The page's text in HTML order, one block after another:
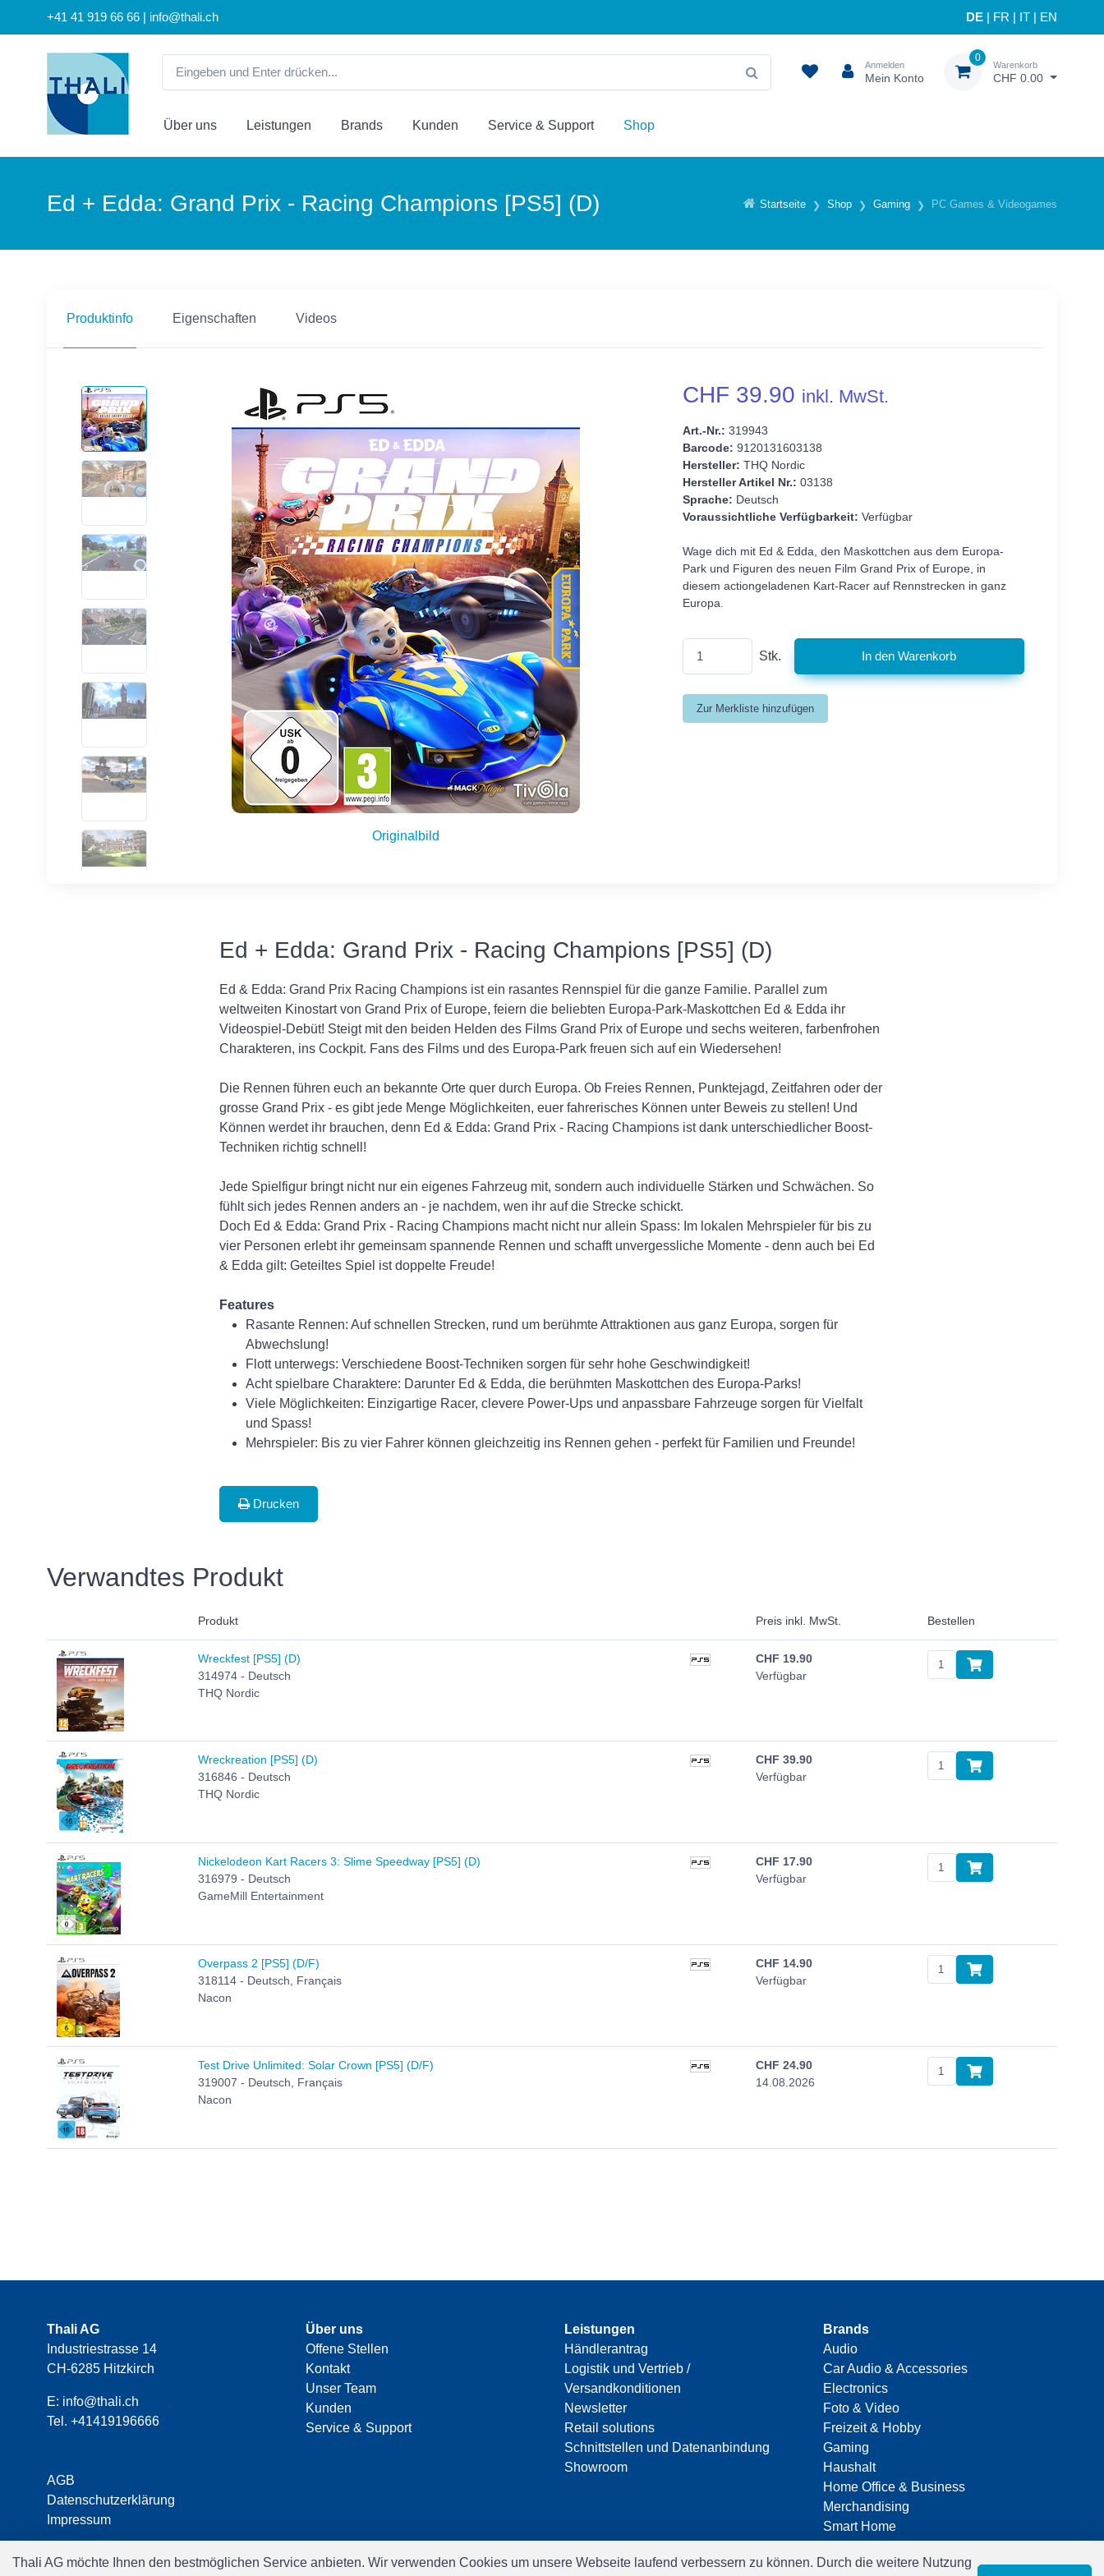
+41 41 919 66 66 | info@thali.ch DE FR IT EN
Anmelden
Mein Konto
0
Warenkorb
CHF 0.00
Über uns Leistungen Brands Kunden Service & Support Shop
Startseite Shop Gaming PC Games & Videogames
Ed + Edda: Grand Prix - Racing Champions [PS5] (D)
Produktinfo Eigenschaften Videos
Originalbild
CHF 39.90 inkl. MwSt.
Art.-Nr.: 319943
Barcode: 9120131603138
Hersteller: THQ Nordic
Hersteller Artikel Nr.: 03138
Sprache: Deutsch
Voraussichtliche Verfügbarkeit: Verfügbar
Wage dich mit Ed & Edda, den Maskottchen aus dem Europa-
Park und Figuren des neuen Film Grand Prix of Europe, in
diesem actiongeladenen Kart-Racer auf Rennstrecken in ganz
Europa.
Stk.
Ed + Edda: Grand Prix - Racing Champions [PS5] (D)
Ed & Edda: Grand Prix Racing Champions ist ein rasantes Rennspiel für die ganze Familie. Parallel zum
weltweiten Kinostart von Grand Prix of Europe, feiern die beliebten Europa-Park-Maskottchen Ed & Edda ihr
Videospiel-Debüt! Steigt mit den beiden Helden des Films Grand Prix of Europe und sechs weiteren, farbenfrohen
Charakteren, ins Cockpit. Fans des Films und des Europa-Park freuen sich auf ein Wiedersehen!
Die Rennen führen euch an bekannte Orte quer durch Europa. Ob Freies Rennen, Punktejagd, Zeitfahren oder der
grosse Grand Prix - es gibt jede Menge Möglichkeiten, euer fahrerisches Können unter Beweis zu stellen! Und
Können werdet ihr brauchen, denn Ed & Edda: Grand Prix - Racing Champions ist dank unterschiedlicher Boost-
Techniken richtig schnell!
Jede Spielfigur bringt nicht nur ein eigenes Fahrzeug mit, sondern auch individuelle Stärken und Schwächen. So
fühlt sich jedes Rennen anders an - je nachdem, wen ihr auf die Strecke schickt.
Doch Ed & Edda: Grand Prix - Racing Champions macht nicht nur allein Spass: Im lokalen Mehrspieler für bis zu
vier Personen erlebt ihr gemeinsam spannende Rennen und schafft unvergessliche Momente - denn auch bei Ed
& Edda gilt: Geteiltes Spiel ist doppelte Freude!
Features
Rasante Rennen: Auf schnellen Strecken, rund um berühmte Attraktionen aus ganz Europa, sorgen für
Abwechslung!
Flott unterwegs: Verschiedene Boost-Techniken sorgen für sehr hohe Geschwindigkeit!
Acht spielbare Charaktere: Darunter Ed & Edda, die berühmten Maskottchen des Europa-Parks!
Viele Möglichkeiten: Einzigartige Racer, clevere Power-Ups und anpassbare Fahrzeuge sorgen für Vielfalt
und Spass!
Mehrspieler: Bis zu vier Fahrer können gleichzeitig ins Rennen gehen - perfekt für Familien und Freunde!
Drucken
Verwandtes Produkt
Produkt Preis inkl. MwSt. Bestellen
Wreckfest [PS5] (D)
314974 - Deutsch
THQ Nordic
CHF 19.90
Verfügbar
Wreckreation [PS5] (D)
316846 - Deutsch
THQ Nordic
CHF 39.90
Verfügbar
Nickelodeon Kart Racers 3: Slime Speedway [PS5] (D)
316979 - Deutsch
GameMill Entertainment
CHF 17.90
Verfügbar
Overpass 2 [PS5] (D/F)
318114 - Deutsch, Français
Nacon
CHF 14.90
Verfügbar
Test Drive Unlimited: Solar Crown [PS5] (D/F)
319007 - Deutsch, Français
Nacon
CHF 24.90
14.08.2026
Thali AG
Industriestrasse 14
CH-6285 Hitzkirch
E: info@thali.ch
Tel. +41419196666
AGB
Datenschutzerklärung
Impressum
Über uns
Offene Stellen
Kontakt
Unser Team
Kunden
Service & Support
Leistungen
Händlerantrag
Logistik und Vertrieb /
Versandkonditionen
Newsletter
Retail solutions
Schnittstellen und Datenanbindung
Showroom
Brands
Audio
Car Audio & Accessories
Electronics
Foto & Video
Freizeit & Hobby
Gaming
Haushalt
Home Office & Business
Merchandising
Smart Home
Travel
Thali AG möchte Ihnen den bestmöglichen Service anbieten. Wir verwenden Cookies um unsere Webseite laufend verbessern zu können. Durch die weitere Nutzung